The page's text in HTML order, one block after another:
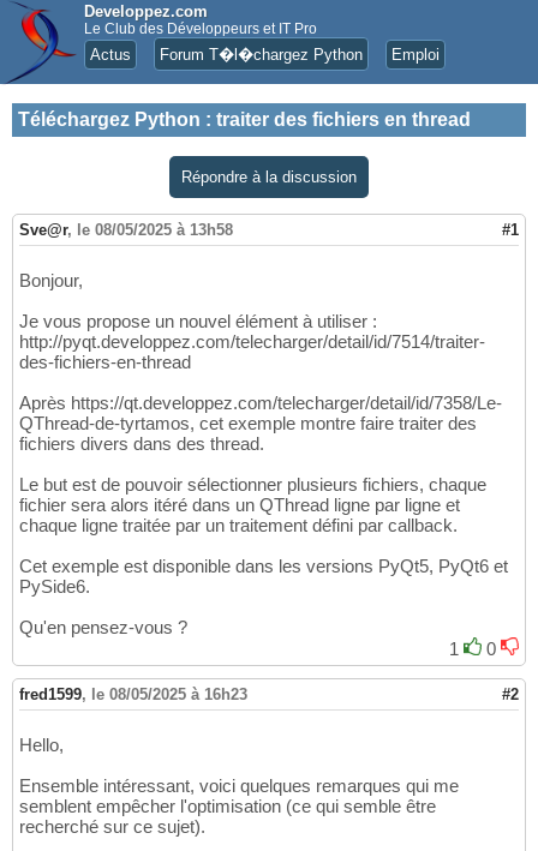
Developpez.com
Le Club des Développeurs et IT Pro
Actus Forum T�l�chargez Python Emploi
Téléchargez Python : traiter des fichiers en thread
Répondre à la discussion
Sve@r, le 08/05/2025 à 13h58 #1
Bonjour,
Je vous propose un nouvel élément à utiliser :
http://pyqt.developpez.com/telecharger/detail/id/7514/traiter-
des-fichiers-en-thread
Après https://qt.developpez.com/telecharger/detail/id/7358/Le-
QThread-de-tyrtamos, cet exemple montre faire traiter des
fichiers divers dans des thread.
Le but est de pouvoir sélectionner plusieurs fichiers, chaque
fichier sera alors itéré dans un QThread ligne par ligne et
chaque ligne traitée par un traitement défini par callback.
Cet exemple est disponible dans les versions PyQt5, PyQt6 et
PySide6.
Qu'en pensez-vous ?
1
0
fred1599, le 08/05/2025 à 16h23 #2
Hello,
Ensemble intéressant, voici quelques remarques qui me
semblent empêcher l'optimisation (ce qui semble être
recherché sur ce sujet).